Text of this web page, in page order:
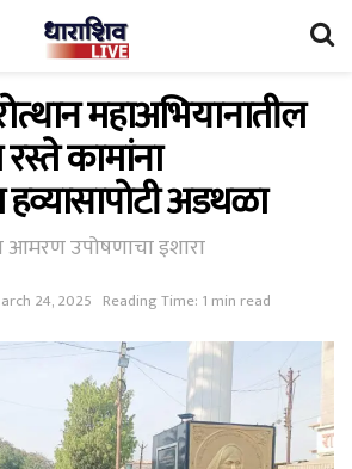
महाअभियानातील
कामांना
हव्यासापोटी अडथळा
आमरण उपोषणाचा इशारा
24, 2025 Reading Time: 1 min read